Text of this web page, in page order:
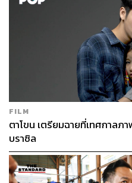
FILM
ตาโขน เตรียมฉายที่เทศกาลภ
บราซิล